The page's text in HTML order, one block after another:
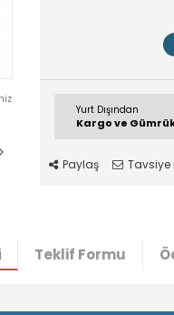
Yurt Dışından
Kargo ve
Paylaş Tavsiye
Teklif Formu